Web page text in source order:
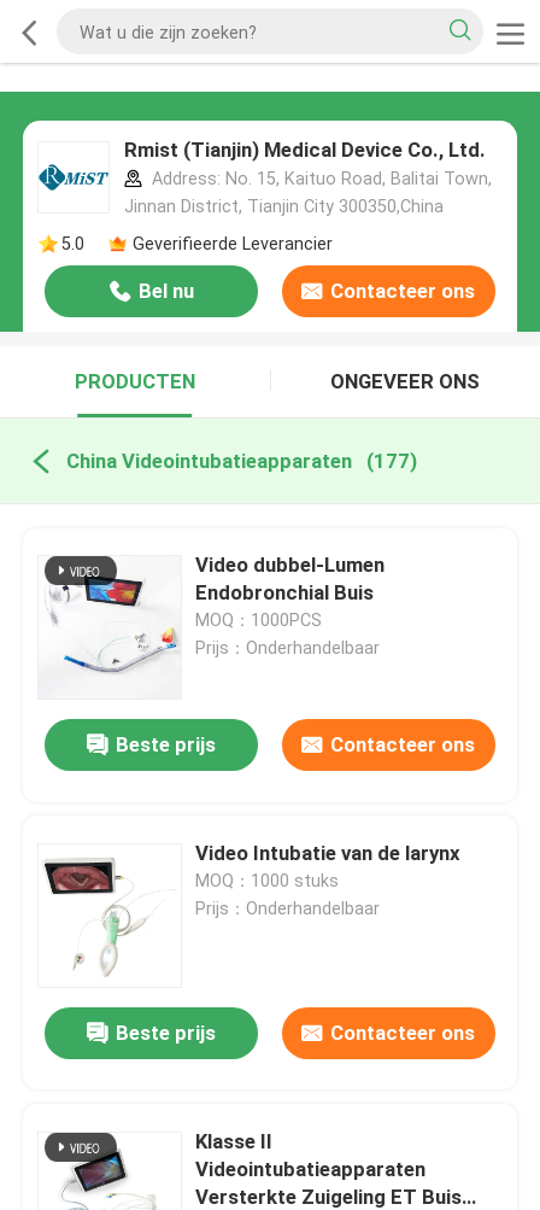
Rmist (Tianjin) Medical Device Co., Ltd.
Address: No. 15, Kaituo Road, Balitai Town,
Jinnan District, Tianjin City 300350,China
5.0
Geverifieerde Leverancier
Bel nu Contacteer ons
PRODUCTEN ONGEVEER ONS
China Videointubatieapparaten (177)
Video dubbel-Lumen
Endobronchial Buis
MOQ：1000PCS
Prijs：Onderhandelbaar
Beste prijs Contacteer ons
Video Intubatie van de larynx
MOQ：1000 stuks
Prijs：Onderhandelbaar
Beste prijs Contacteer ons
Klasse II
Videointubatieapparaten
Versterkte Zuigeling ET Buis